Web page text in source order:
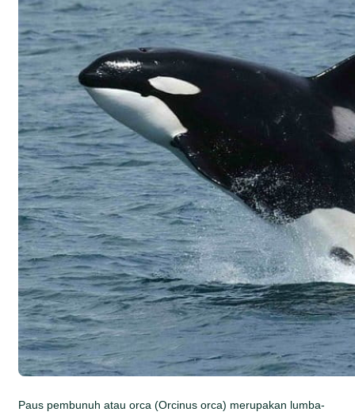
Paus pembunuh atau orca (Orcinus orca) merupakan lumba-